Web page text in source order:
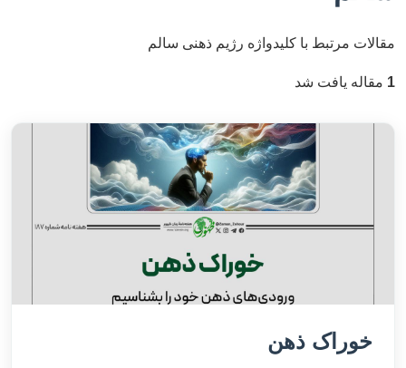
مقالات مرتبط با کلیدواژه رژیم ذهنی سالم
1 مقاله یافت شد
خوراک ذهن